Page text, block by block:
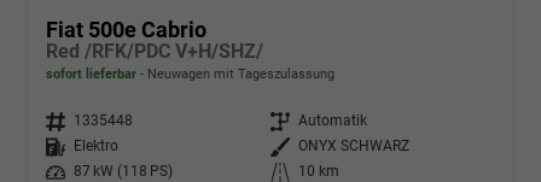
Fiat 500e Cabrio
Red /RFK/PDC V+H/SHZ/
sofort lieferbar Neuwagen mit Tageszulassung
Fahrzeugnr. 1335448 Getriebe Automatik
Kraftstoff
Elektro Außenfarbe ONYX SCHWARZ
Leistung
87 kW (118 PS) Kilometerstand
10 km